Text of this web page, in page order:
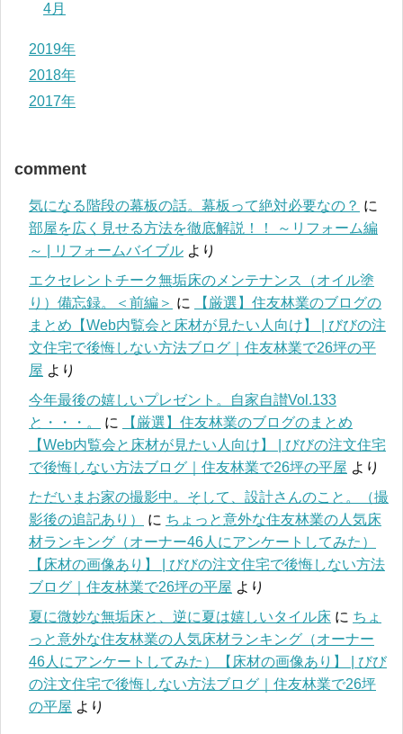
4月
2019年
2018年
2017年
comment
気になる階段の幕板の話。幕板って絶対必要なの？ に
部屋を広く見せる方法を徹底解説！！ ～リフォーム編
～ | リフォームバイブル より
エクセレントチーク無垢床のメンテナンス（オイル塗
り）備忘録。＜前編＞ に
【厳選】住友林業のブログの
まとめ【Web内覧会と床材が見たい人向け】 | びびの注
文住宅で後悔しない方法ブログ｜住友林業で26坪の平
屋 より
今年最後の嬉しいプレゼント。自家自讃Vol.133
と・・・。
に
【厳選】住友林業のブログのまとめ
【Web内覧会と床材が見たい人向け】 | びびの注文住宅
で後悔しない方法ブログ｜住友林業で26坪の平屋 より
ただいまお家の撮影中。そして、設計さんのこと。（撮
影後の追記あり）
に ちょっと意外な住友林業の人気床
材ランキング（オーナー46人にアンケートしてみた）
【床材の画像あり】 | びびの注文住宅で後悔しない方法
ブログ｜住友林業で26坪の平屋 より
夏に微妙な無垢床と、逆に夏は嬉しいタイル床 に ちょ
っと意外な住友林業の人気床材ランキング（オーナー
46人にアンケートしてみた）【床材の画像あり】 | びび
の注文住宅で後悔しない方法ブログ｜住友林業で26坪
の平屋 より